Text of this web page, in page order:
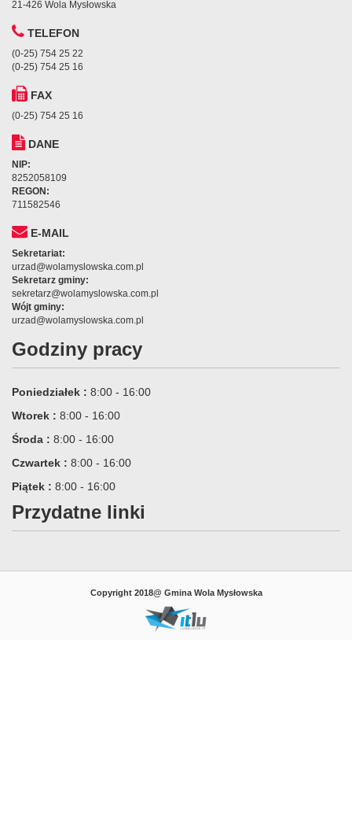
21-426 Wola Mysłowska
TELEFON
(0-25) 754 25 22
(0-25) 754 25 16
FAX
(0-25) 754 25 16
DANE
NIP:
8252058109
REGON:
711582546
E-MAIL
Sekretariat:
urzad@wolamyslowska.com.pl
Sekretarz gminy:
sekretarz@wolamyslowska.com.pl
Wójt gminy:
urzad@wolamyslowska.com.pl
Godziny pracy
Poniedziałek : 8:00 - 16:00
Wtorek : 8:00 - 16:00
Środa : 8:00 - 16:00
Czwartek : 8:00 - 16:00
Piątek : 8:00 - 16:00
Przydatne linki
Copyright 2018@ Gmina Wola Mysłowska